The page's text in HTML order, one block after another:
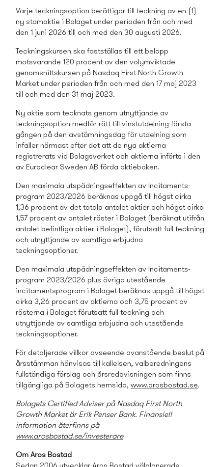
Varje teckningsoption berättigar till teckning av en (1)
ny stamaktie i Bolaget under perioden från och med
den 1 juni 2026 till och med den 30 augusti 2026.
Teckningskursen ska fastställas till ett belopp
motsvarande 120 procent av den volymviktade
genomsnittskursen på Nasdaq First North Growth
Market under perioden från och med den 17 maj 2023
till och med den 31 maj 2023.
Ny aktie som tecknats genom utnyttjande av
teckningsoption medför rätt till vinstutdelning första
gången på den avstämningsdag för utdelning som
infaller närmast efter det att de nya aktierna
registrerats vid Bolagsverket och aktierna införts i den
av Euroclear Sweden AB förda aktieboken.
Den maximala utspädningseffekten av Incitaments­
program 2023/2026 beräknas uppgå till högst cirka
1,36 procent av det totala antalet aktier och högst cirka
1,57 procent av antalet röster i Bolaget (beräknat utifrån
antalet befintliga aktier i Bolaget), förutsatt full teckning
och utnyttjande av samtliga erbjudna
teckningsoptioner.
Den maximala utspädningseffekten av Incitaments­
program 2023/2026 plus övriga utestående
incitaments­program i Bolaget beräknas uppgå till högst
cirka 3,26 procent av aktierna och 3,75 procent av
rösterna i Bolaget förutsatt full teckning och
utnyttjande av samtliga erbjudna och utestående
teckningsoptioner.
För detaljerade villkor avseende ovanstående beslut på
årsstämman hänvisas till kallelsen, valberedningens
fullständiga förslag och årsredovisningen som finns
tillgängliga på Bolagets hemsida, www.arosbostad.se.
Bolagets Certified Adviser på Nasdaq First North
Growth Market är Erik Penser Bank. Finansiell
information återfinns på
www.arosbostad.se/investerare
Om Aros Bostad